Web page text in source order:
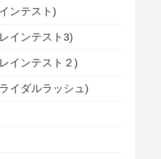
ンテスト)
インテスト3)
インテスト２)
イダルラッシュ)